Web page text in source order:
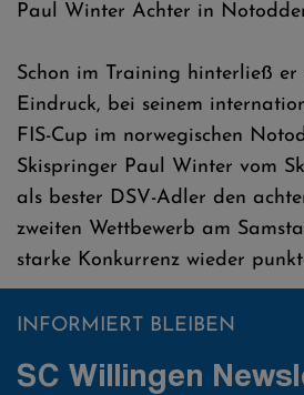
Paul Winter Achter in
Schon im Training hinterließ er
Eindruck, bei seinem
FIS-Cup im norwegischen
Skispringer Paul Winter vom
als bester DSV-Adler den
zweiten Wettbewerb am
starke Konkurrenz wieder
INFORMIERT BLEIBEN
SC Willingen